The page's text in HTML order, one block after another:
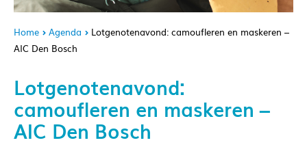
Home Agenda
Lotgenotenavond: camoufleren en maskeren –
AIC Den Bosch
Lotgenotenavond:
camoufleren en maskeren –
AIC Den Bosch